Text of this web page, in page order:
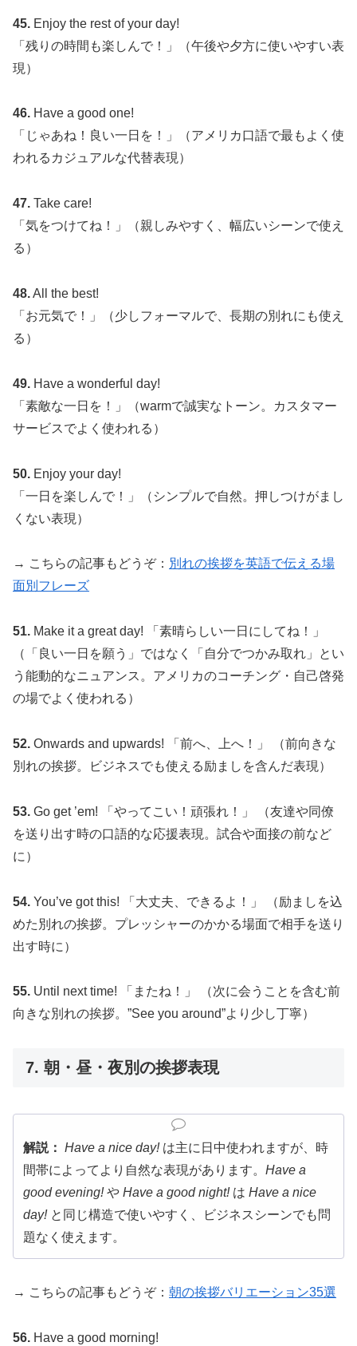
45. Enjoy the rest of your day!
「残りの時間も楽しんで！」（午後や夕方に使いやすい表
現）
46. Have a good one!
「じゃあね！良い一日を！」（アメリカ口語で最もよく使
われるカジュアルな代替表現）
47. Take care!
「気をつけてね！」（親しみやすく、幅広いシーンで使え
る）
48.All the best!
「お元気で！」（少しフォーマルで、長期の別れにも使え
る）
49. Have a wonderful day!
「素敵な一日を！」（warmで誠実なトーン。カスタマー
サービスでよく使われる）
50. Enjoy your day!
「一日を楽しんで！」（シンプルで自然。押しつけがまし
くない表現）
→ こちらの記事もどうぞ： 別れの挨拶を英語で伝える場
面別フレーズ
51. Make it a great day! 「素晴らしい一日にしてね！」
（「良い一日を願う」ではなく「自分でつかみ取れ」とい
う能動的なニュアンス。アメリカのコーチング・自己啓発
の場でよく使われる）
52. Onwards and upwards! 「前へ、上へ！」 （前向きな
別れの挨拶。ビジネスでも使える励ましを含んだ表現）
53. Go get ’em! 「やってこい！頑張れ！」 （友達や同僚
を送り出す時の口語的な応援表現。試合や面接の前など
に）
54. You’ve got this! 「大丈夫、できるよ！」 （励ましを込
めた別れの挨拶。プレッシャーのかかる場面で相手を送り
出す時に）
55. Until next time! 「またね！」 （次に会うことを含む前
向きな別れの挨拶。”See you around”より少し丁寧）
7. 朝・昼・夜別の挨拶表現
解説： Have a nice day!は主に日中使われますが、時
間帯によってより自然な表現があります。 Have a
good evening!や Have a good night!は Have a nice
day!と同じ構造で使いやすく、ビジネスシーンでも問
題なく使えます。
→ こちらの記事もどうぞ： 朝の挨拶バリエーション35選
56. Have a good morning!